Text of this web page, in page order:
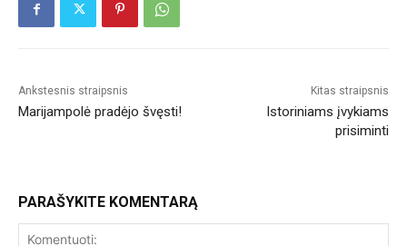
Ankstesnis straipsnis
Marijampolė pradėjo švęsti!
Kitas straipsnis
Istoriniams įvykiams
prisiminti
PARAŠYKITE KOMENTARĄ